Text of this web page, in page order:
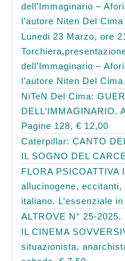
dell’Immaginario –
l’autore Niten Del Cima
Lunedi 23 Marzo, ore
dell’Immaginario –
l’autore Niten Del Cima
NiTeN Del Cima:
DELL’IMMAGINARIO.
Pagine 128, € 12,00
Caterpillar: CANTO
IL SOGNO DEL
FLORA PSICOATTIVA
allucinogene,
italiano. L’essenziale
ALTROVE N° 25-
IL CINEMA
situazionista,